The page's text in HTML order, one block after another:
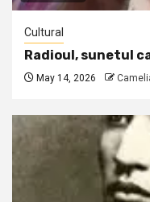
Cultural
Radioul, sunetul
May 14, 2026